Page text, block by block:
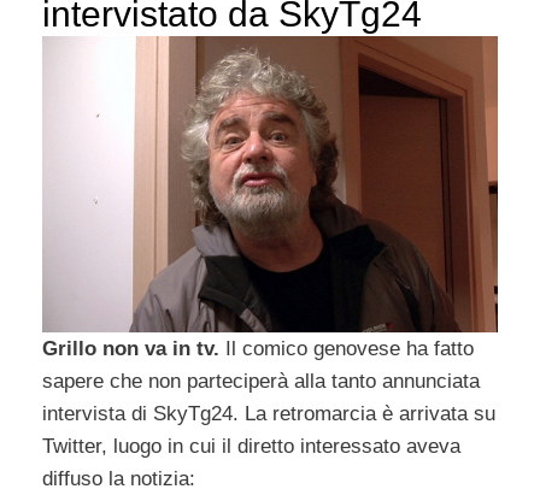
intervistato da SkyTg24
Grillo non va in tv. Il comico genovese ha fatto
sapere che non parteciperà alla tanto annunciata
intervista di SkyTg24. La retromarcia è arrivata su
Twitter, luogo in cui il diretto interessato aveva
diffuso la notizia: